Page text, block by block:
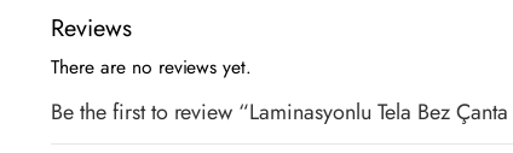
Reviews
There are no reviews yet.
Be the first to review “Laminasyonlu Tela Bez